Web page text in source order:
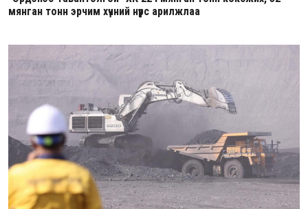
мянган тонн эрчим хүчний нүүрс арилжлаа